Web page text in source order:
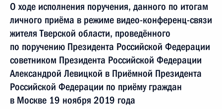
О ходе исполнения поручения, данного по итогам
личного приёма в режиме видео-конференц-связи
жителя Тверской области, проведённого
по поручению Президента Российской Федерации
советником Президента Российской Федерации
Александрой Левицкой в Приёмной Президента
Российской Федерации по приёму граждан
в Москве 19 ноября 2019 года